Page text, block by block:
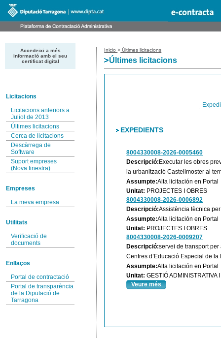
Accedeixi a més
informació amb el seu
certificat digital
Licitacions
Licitacions anteriors a
Juliol de 2013
Últimes licitacions
Cerca de licitacions
Descàrrega de
Software
Suport empreses
(Nova finestra)
Empreses
La meva empresa
Utilitats
Verificació de
documents
Enllaços
Portal de contractació
Portal de transparència
de la Diputació de
Tarragona
Inicio> Últimes licitacions
Últimes licitacions
EXPEDIENTS
8004330008-2026-0005460
Descripció:Executar les obres
la urbanització Castellmoster al
Assumpte:Alta licitación en Portal
Unitat: PROJECTES I OBRES
8004330008-2026-0006892
Descripció:Assistència tècnica
Assumpte:Alta licitación en Portal
Unitat: PROJECTES I OBRES
8004330008-2026-0009207
Descripció:servei de transport
Centres d’Educació Especial de
Assumpte:Alta licitación en Portal
Unitat:GESTIÓ ADMINISTRATIVA
Veure més